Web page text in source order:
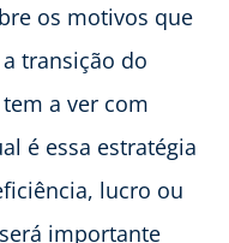
os motivos que
transição do
a ver com
é essa estratégia
lucro ou
importante